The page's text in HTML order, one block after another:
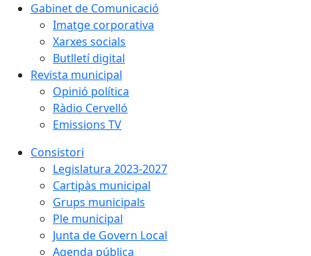
Gabinet de Comunicació
Imatge corporativa
Xarxes socials
Butlletí digital
Revista municipal
Opinió política
Ràdio Cervelló
Emissions TV
Consistori
Legislatura 2023-2027
Cartipàs municipal
Grups municipals
Ple municipal
Junta de Govern Local
Agenda pública